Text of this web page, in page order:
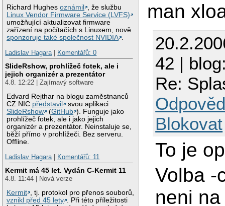
Richard Hughesoznámil
, že službu
Linux Vendor Firmware Service (LVFS)
umožňující aktualizovat firmware
zařízení na počítačích s Linuxem, nově
sponzoruje také společnost NVIDIA .
Ladislav Hagara| Komentářů: 0
SlideRshow, prohlížeč fotek, ale i
jejich organizér a prezentátor
4.8. 12:22 | Zajímavý software
Edvard Rejthar na blogu zaměstnanců
CZ.NIC představil
svou aplikaci
SlideRshow
(GitHub ). Funguje jako
prohlížeč fotek, ale i jako jejich
organizér a prezentátor. Neinstaluje se,
běží přímo v prohlížeči. Bez serveru.
Offline.
Ladislav Hagara| Komentářů: 11
Kermit má 45 let. Vydán C-Kermit 11
4.8. 11:44 | Nová verze
Kermit , tj. protokol pro přenos souborů,
vznikl před 45 lety . Při této příležitosti
man
42 |
Re:
Blokovat
To je
Volba -
neni